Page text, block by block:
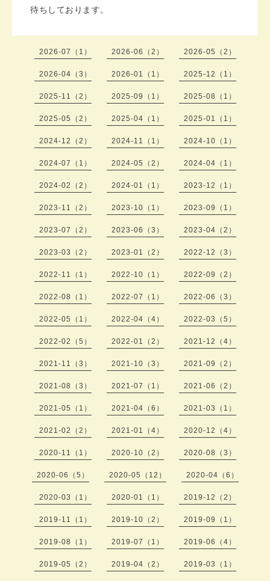
待ちしております。
2026-07（1） 2026-06（2） 2026-05（2）
2026-04（3） 2026-01（1） 2025-12（1）
2025-11（2） 2025-09（1） 2025-08（1）
2025-05（2） 2025-04（1） 2025-01（1）
2024-12（2） 2024-11（1） 2024-10（1）
2024-07（1） 2024-05（2） 2024-04（1）
2024-02（2） 2024-01（1） 2023-12（1）
2023-11（2） 2023-10（1） 2023-09（1）
2023-07（2） 2023-06（3） 2023-04（2）
2023-03（2） 2023-01（2） 2022-12（3）
2022-11（1） 2022-10（1） 2022-09（2）
2022-08（1） 2022-07（1） 2022-06（3）
2022-05（1） 2022-04（4） 2022-03（5）
2022-02（5） 2022-01（2） 2021-12（4）
2021-11（3） 2021-10（3） 2021-09（2）
2021-08（3） 2021-07（1） 2021-06（2）
2021-05（1） 2021-04（6） 2021-03（1）
2021-02（2） 2021-01（4） 2020-12（4）
2020-11（1） 2020-10（2） 2020-08（3）
2020-06（5） 2020-05（12） 2020-04（6）
2020-03（1） 2020-01（1） 2019-12（2）
2019-11（1） 2019-10（2） 2019-09（1）
2019-08（1） 2019-07（1） 2019-06（4）
2019-05（2） 2019-04（2） 2019-03（1）